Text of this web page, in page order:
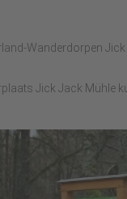
Wanderdorpen
Jick Jack Mühle